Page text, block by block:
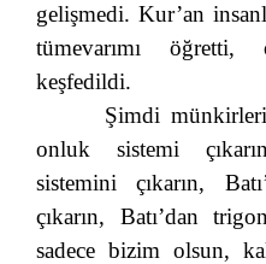
gelişmedi. Kur’an
tümevarımı
keşfedildi.
Şimdi
onluk sistemi
sistemini çıkarın,
çıkarın, Batı’dan
sadece bizim olsun,